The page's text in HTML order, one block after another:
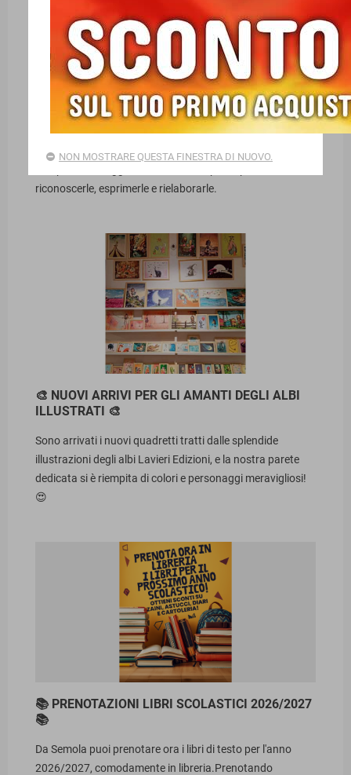
CARTHUSIA È... A SCUOLA CON LE EMOZIONI
Alcuni libri parlano al cuore e alla mente e permettono di
riconoscerle, esprimerle e rielaborarle.
🎨 NUOVI ARRIVI PER GLI AMANTI DEGLI ALBI
ILLUSTRATI 🎨
Sono arrivati i nuovi quadretti tratti dalle splendide
illustrazioni degli albi Lavieri Edizioni, e la nostra parete
dedicata si è riempita di colori e personaggi meravigliosi!
😍
📚 PRENOTAZIONI LIBRI SCOLASTICI 2026/2027
📚
Da Semola puoi prenotare ora i libri di testo per l'anno
2026/2027, comodamente in libreria.Prenotando
NON MOSTRARE QUESTA FINESTRA DI NUOVO.